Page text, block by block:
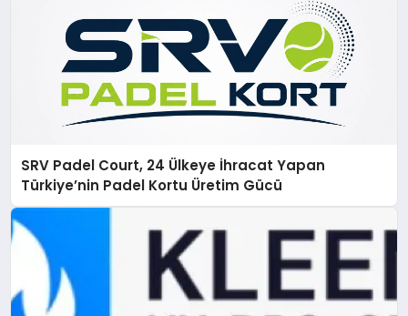
SRV Padel Court, 24 Ülkeye İhracat Yapan
Türkiye’nin Padel Kortu Üretim Gücü